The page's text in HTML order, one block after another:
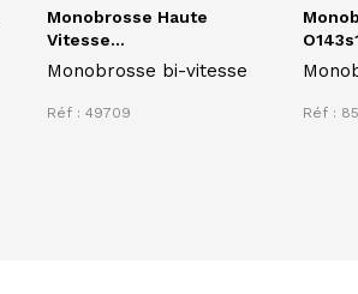
Monobrosse Haute
Vitesse...
Monobrosse bi-vitesse
Réf : 49709 Réf :